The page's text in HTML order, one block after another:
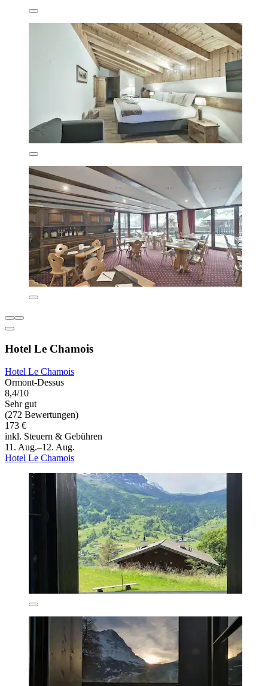
Hotel Le Chamois
Hotel Le Chamois
Ormont-Dessus
8,4/10
Sehr gut
(272 Bewertungen)
173 €
inkl. Steuern & Gebühren
11. Aug.–12. Aug.
Hotel Le Chamois